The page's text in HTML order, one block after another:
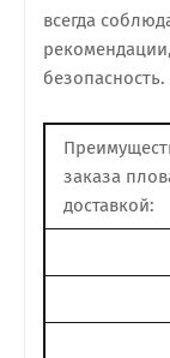
всегда
безопасность.
заказа
доставкой: